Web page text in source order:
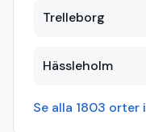
Trelleborg
Hässleholm
Se alla 1803 orter i